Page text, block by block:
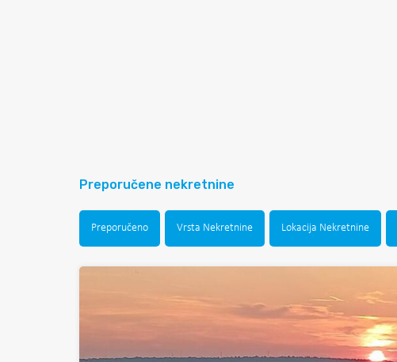
Preporučene nekretnine
Preporučeno Vrsta Nekretnine Lokacija Nekretnine